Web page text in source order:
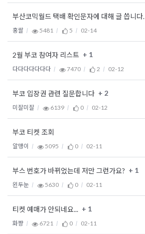
부산코믹월드 택배 확인문자에 대해 글 씁니다.
홍쌀 5481 5 02-14
2월 부코 참여자 리스트 + 1
다다다다다다다 7470 2 02-12
부코 입장권 관련 질문합니다 + 2
미잘미잘 6139 0 02-12
부코 티켓 조회
알맹이 5095 0 02-11
부스 번호가 바뀌었는데 저만 그런가요? + 1
왼두눈 5630 0 02-11
티켓 예매가 안되네요... + 1
화쨩 6721 0 02-11